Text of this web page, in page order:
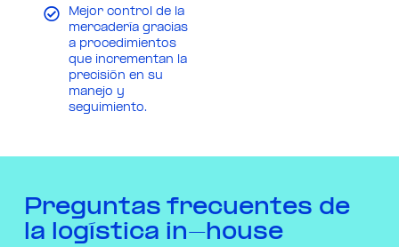
Mejor control de la
mercadería gracias
a procedimientos
que incrementan la
precisión en su
manejo y
seguimiento.
Preguntas frecuentes de
la logística in-house